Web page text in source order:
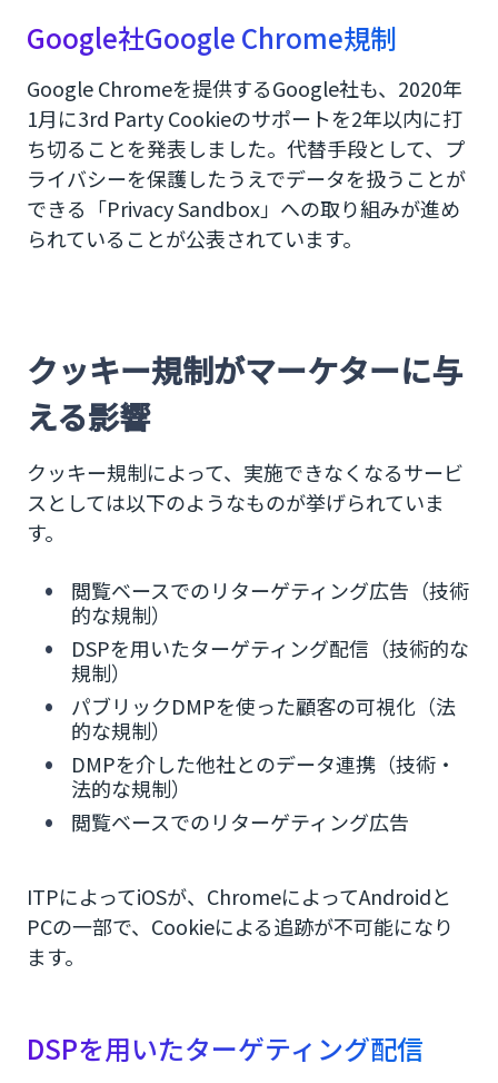
Google社Google Chrome規制
Google Chromeを提供するGoogle社も、2020年
1月に3rd Party Cookieのサポートを2年以内に打
ち切ることを発表しました。代替手段として、プ
ライバシーを保護したうえでデータを扱うことが
できる「Privacy Sandbox」への取り組みが進め
られていることが公表されています。
クッキー規制がマーケターに与
える影響
クッキー規制によって、実施できなくなるサービ
スとしては以下のようなものが挙げられていま
す。
閲覧ベースでのリターゲティング広告（技術
的な規制）
DSPを用いたターゲティング配信（技術的な
規制）
パブリックDMPを使った顧客の可視化（法
的な規制）
DMPを介した他社とのデータ連携（技術・
法的な規制）
閲覧ベースでのリターゲティング広告
ITPによってiOSが、ChromeによってAndroidと
PCの一部で、Cookieによる追跡が不可能になり
ます。
DSPを用いたターゲティング配信